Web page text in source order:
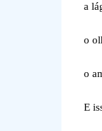
a
o
o
E